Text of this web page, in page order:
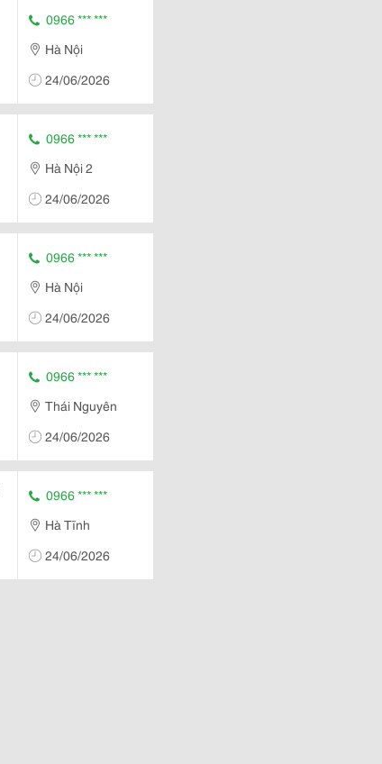
0966 *** ***
Hà Nội
24/06/2026
0966 *** ***
Hà Nội 2
24/06/2026
0966 *** ***
Hà Nội
24/06/2026
0966 *** ***
Thái Nguyên
24/06/2026
0966 *** ***
Hà Tĩnh
24/06/2026